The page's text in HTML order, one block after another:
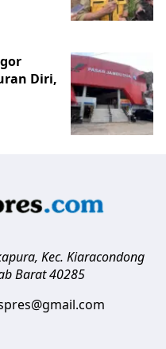
Diri,
Kec. Kiaracondong
Barat 40285